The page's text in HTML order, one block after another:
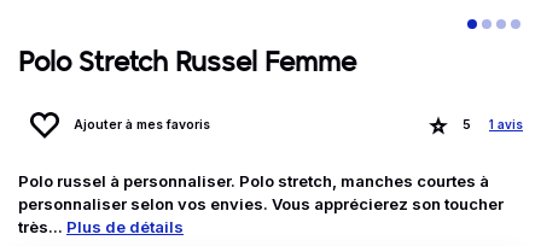
Polo Stretch Russel Femme
Ajouter à mes favoris 5 1 avis
Polo russel à personnaliser. Polo stretch, manches courtes à
personnaliser selon vos envies. Vous apprécierez son toucher
très... Plus de détails